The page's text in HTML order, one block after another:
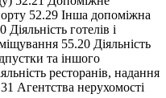
52.29 Інша допоміжна
готелів і
55.20 Діяльність
та іншого
ресторанів, надання
Агентства нерухомості